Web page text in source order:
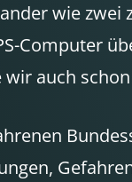
wie
Computer
auch